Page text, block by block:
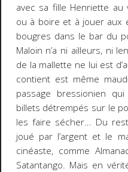
avec sa fille Henriette au
ou à boire et à jouer aux
bougres dans le bar du
Maloin n’a ni ailleurs, ni
de la mallette ne lui est
contient est même
passage bressionien
billets détrempés sur le
les faire sécher… Du
joué par l’argent et le
cinéaste, comme
Satantango. Mais en